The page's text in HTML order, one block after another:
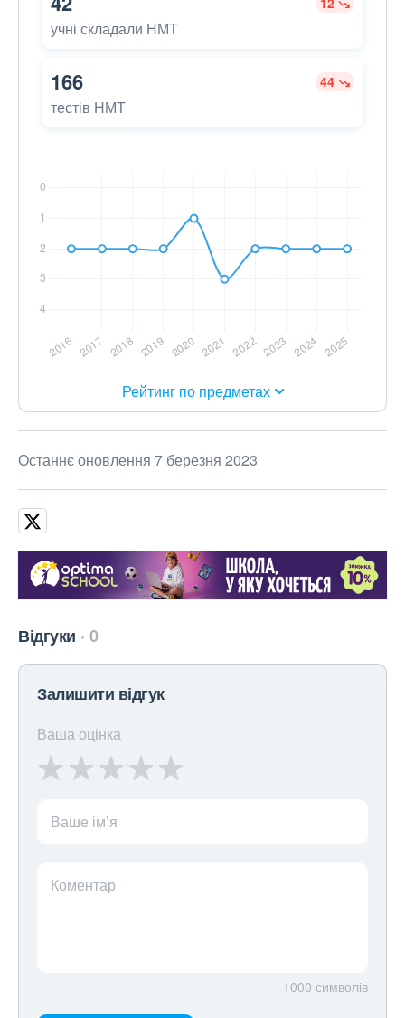
учні складали НМТ
166 44
тестів НМТ
Рейтинг по предметах
Останнє оновлення 7 березня 2023
Відгуки 0
Залишити відгук
Ваша оцінка
Ваше ім’я
Коментар
1000 символів